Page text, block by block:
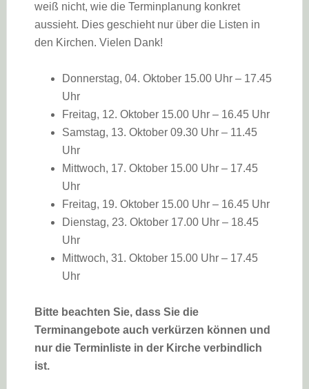
weiß nicht, wie die Terminplanung konkret
aussieht. Dies geschieht nur über die Listen in
den Kirchen. Vielen Dank!
Donnerstag, 04. Oktober 15.00 Uhr – 17.45
Uhr
Freitag, 12. Oktober 15.00 Uhr – 16.45 Uhr
Samstag, 13. Oktober 09.30 Uhr – 11.45
Uhr
Mittwoch, 17. Oktober 15.00 Uhr – 17.45
Uhr
Freitag, 19. Oktober 15.00 Uhr – 16.45 Uhr
Dienstag, 23. Oktober 17.00 Uhr – 18.45
Uhr
Mittwoch, 31. Oktober 15.00 Uhr – 17.45
Uhr
Bitte beachten Sie, dass Sie die
Terminangebote auch verkürzen können und
nur die Terminliste in der Kirche verbindlich
ist.